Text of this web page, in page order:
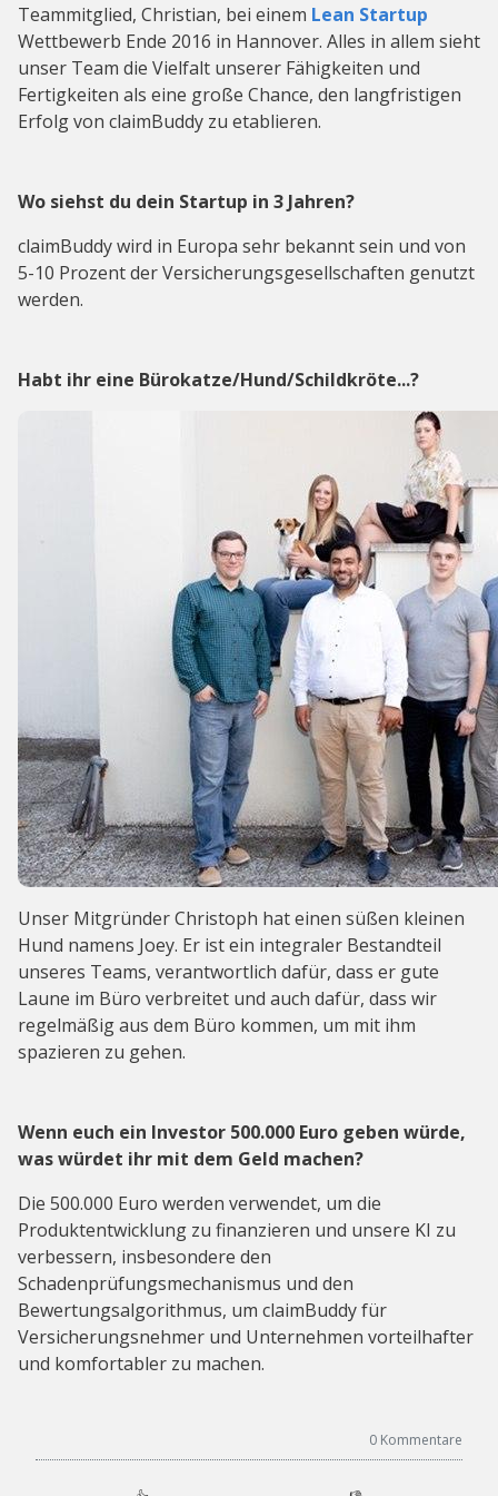
Teammitglied, Christian, bei einem Lean Startup
Wettbewerb Ende 2016 in Hannover. Alles in allem sieht
unser Team die Vielfalt unserer Fähigkeiten und
Fertigkeiten als eine große Chance, den langfristigen
Erfolg von claimBuddy zu etablieren.
Wo siehst du dein Startup in 3 Jahren?
claimBuddy wird in Europa sehr bekannt sein und von
5-10 Prozent der Versicherungsgesellschaften genutzt
werden.
Habt ihr eine Bürokatze/Hund/Schildkröte...?
Unser Mitgründer Christoph hat einen süßen kleinen
Hund namens Joey. Er ist ein integraler Bestandteil
unseres Teams, verantwortlich dafür, dass er gute
Laune im Büro verbreitet und auch dafür, dass wir
regelmäßig aus dem Büro kommen, um mit ihm
spazieren zu gehen.
Wenn euch ein Investor 500.000 Euro geben würde,
was würdet ihr mit dem Geld machen?
Die 500.000 Euro werden verwendet, um die
Produktentwicklung zu finanzieren und unsere KI zu
verbessern, insbesondere den
Schadenprüfungsmechanismus und den
Bewertungsalgorithmus, um claimBuddy für
Versicherungsnehmer und Unternehmen vorteilhafter
und komfortabler zu machen.
0 Kommentare